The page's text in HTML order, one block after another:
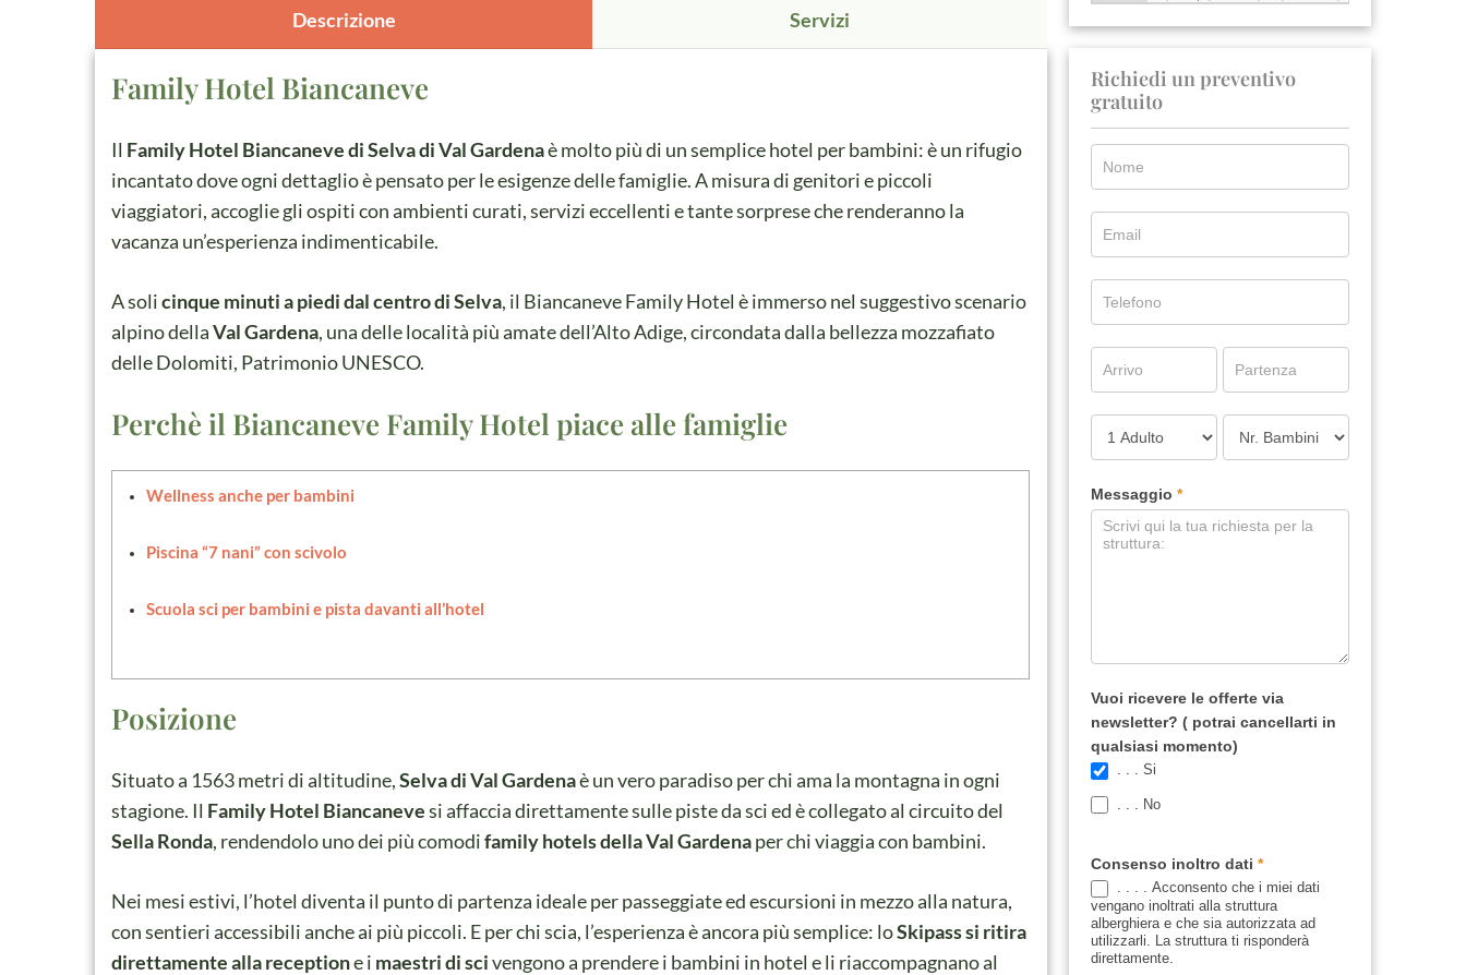
Descrizione Servizi
Family Hotel Biancaneve
Il Family Hotel Biancaneve di Selva di Val Gardenaè molto più di un semplice hotel per bambini: è un rifugio
incantato dove ogni dettaglio è pensato per le esigenze delle famiglie. A misura di genitori e piccoli
viaggiatori, accoglie gli ospiti con ambienti curati, servizi eccellenti e tante sorprese che renderanno la
vacanza un’esperienza indimenticabile.
A solicinque minuti a piedi dal centro di Selva, il Biancaneve Family Hotel è immerso nel suggestivo scenario
alpino dellaVal Gardena, una delle località più amate dell’Alto Adige, circondata dalla bellezza mozzafiato
delle Dolomiti, Patrimonio UNESCO.
Perchè il Biancaneve Family Hotel piace alle famiglie
Wellness anche per bambini
Piscina “7 nani” con scivolo
Scuola sci per bambini e pista davanti all’hotel
Posizione
Situato a 1563 metri di altitudine,Selva di Val Gardenaè un vero paradiso per chi ama la montagna in ogni
stagione. Il Family Hotel Biancanevesi affaccia direttamente sulle piste da sci ed è collegato al circuito del
Sella Ronda, rendendolo uno dei più comodifamily hotels della Val Gardenaper chi viaggia con bambini.
Nei mesi estivi, l’hotel diventa il punto di partenza ideale per passeggiate ed escursioni in mezzo alla natura,
con sentieri accessibili anche ai più piccoli. E per chi scia, l’esperienza è ancora più semplice: loSkipass si ritira
direttamente alla receptione i maestri di scivengono a prendere i bambini in hotel e li riaccompagnano al
Richiedi un preventivo
gratuito
Messaggio *
Vuoi ricevere le offerte via
newsletter? ( potrai cancellarti in
qualsiasi momento)
. . . Si
. . . No
Consenso inoltro dati *
. . . . Acconsento che i miei dati
vengano inoltrati alla struttura
alberghiera e che sia autorizzata ad
utilizzarli. La struttura ti risponderà
direttamente.